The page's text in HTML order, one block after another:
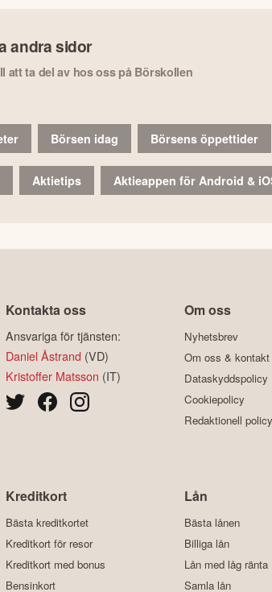
andra sidor
att ta del av hos oss på Börskollen
Börsen idag Börsens öppettider
Aktietips Aktieappen för Android &
Kontakta oss
Ansvariga för tjänsten:
Daniel Åstrand (VD)
Kristoffer Matsson (IT)
Om oss
Nyhetsbrev
Om oss & kontakt
Dataskyddspolicy
Cookiepolicy
Redaktionell policy
Kreditkort
Bästa kreditkortet
Kreditkort för resor
Kreditkort med bonus
Bensinkort
Lån
Bästa lånen
Billiga lån
Lån med låg ränta
Samla lån